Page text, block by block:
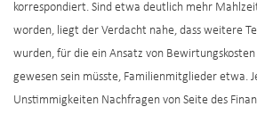
korrespondiert. Sind etwa deutlich mehr
worden, liegt der Verdacht nahe, dass weitere
wurden, für die ein Ansatz von
gewesen sein müsste, Familienmitglieder etwa.
Unstimmigkeiten Nachfragen von Seite des